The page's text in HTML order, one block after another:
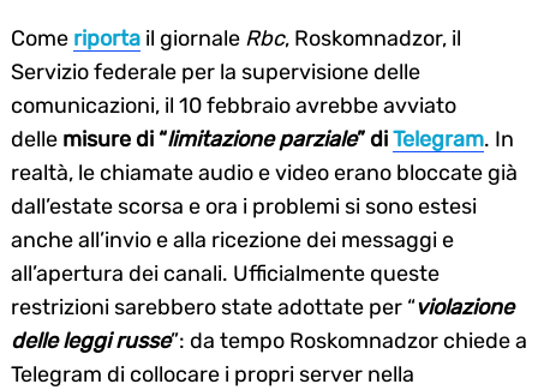
Come riporta il giornale Rbc, Roskomnadzor, il
Servizio federale per la supervisione delle
comunicazioni, il 10 febbraio avrebbe avviato
delle misure di “limitazione parziale” diTelegram. In
realtà, le chiamate audio e video erano bloccate già
dall’estate scorsa e ora i problemi si sono estesi
anche all’invio e alla ricezione dei messaggi e
all’apertura dei canali. Ufficialmente queste
restrizioni sarebbero state adottate per “violazione
delle leggi russe”: da tempo Roskomnadzor chiede a
Telegram di collocare i propri server nella